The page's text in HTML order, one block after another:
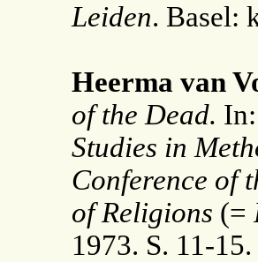
Leiden. Basel:
Heerma van
of the Dead.
Studies in
Conference of
of Religions (=
1973. S. 11-15.